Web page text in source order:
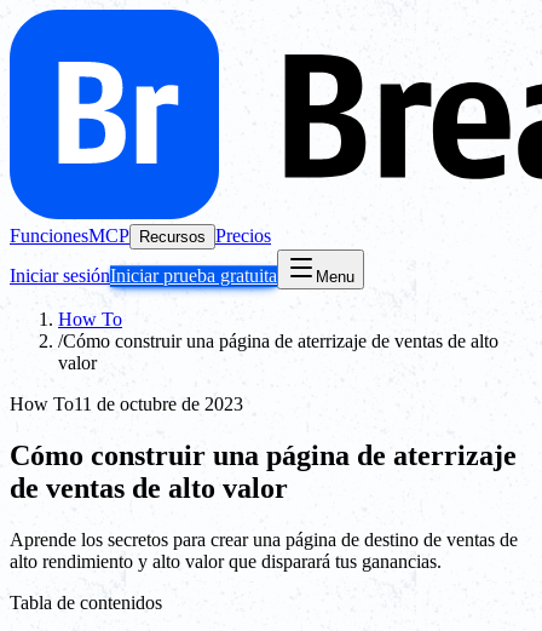
FuncionesMCP Recursos Precios
Iniciar sesiónIniciar prueba gratuita Menu
How To
/Cómo construir una página de aterrizaje de ventas de alto
valor
How To11 de octubre de 2023
Cómo construir una página de aterrizaje
de ventas de alto valor
Aprende los secretos para crear una página de destino de ventas de
alto rendimiento y alto valor que disparará tus ganancias.
Tabla de contenidos